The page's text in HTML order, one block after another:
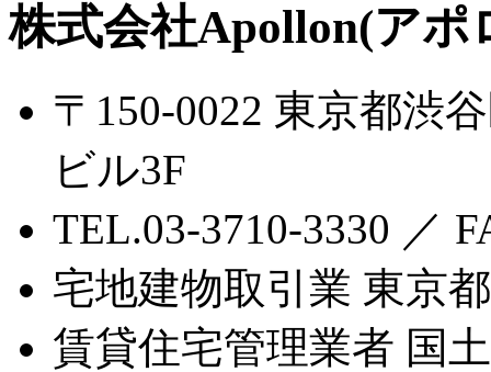
株式会社Apollon(アポ
〒150-0022 東京都渋
ビル3F
TEL.03-3710-3330 ／
宅地建物取引業 東京
賃貸住宅管理業者 国